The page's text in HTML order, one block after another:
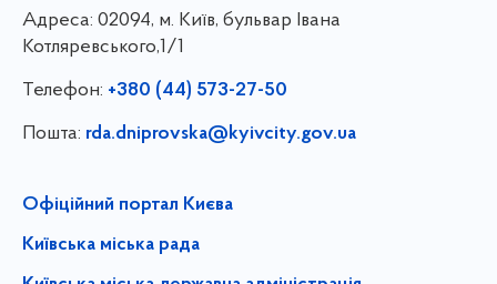
Адреса: 02094, м. Київ, бульвар Івана
Котляревського,1/1
Телефон: +380 (44) 573-27-50
Пошта: rda.dniprovska@kyivcity.gov.ua
Офіційний портал Києва
Київська міська рада